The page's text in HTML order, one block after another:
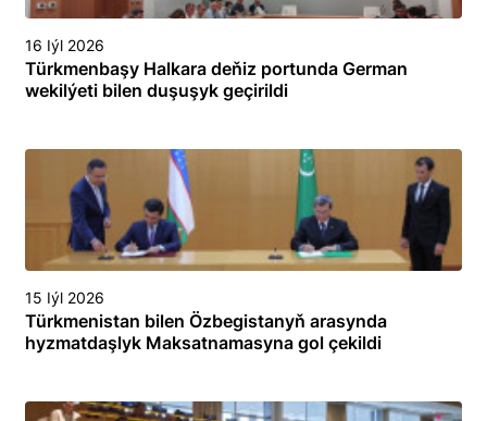
16 Iýl 2026
Türkmenbaşy Halkara deňiz portunda German
wekilýeti bilen duşuşyk geçirildi
15 Iýl 2026
Türkmenistan bilen Özbegistanyň arasynda
hyzmatdaşlyk Maksatnamasyna gol çekildi